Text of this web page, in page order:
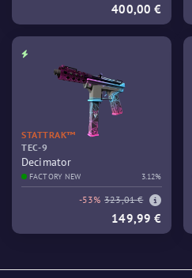
400,00 €
STATTRAK™
TEC-9
Decimator
FACTORY NEW 3.12%
-53% 323,01 €
149,99 €